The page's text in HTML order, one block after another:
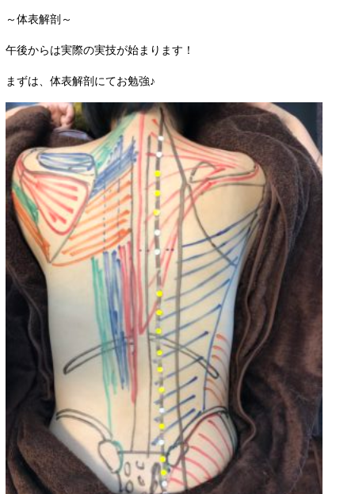
～体表解剖～
午後からは実際の実技が始まります！
まずは、体表解剖にてお勉強♪